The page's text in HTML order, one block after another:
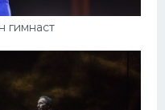
гимнаст